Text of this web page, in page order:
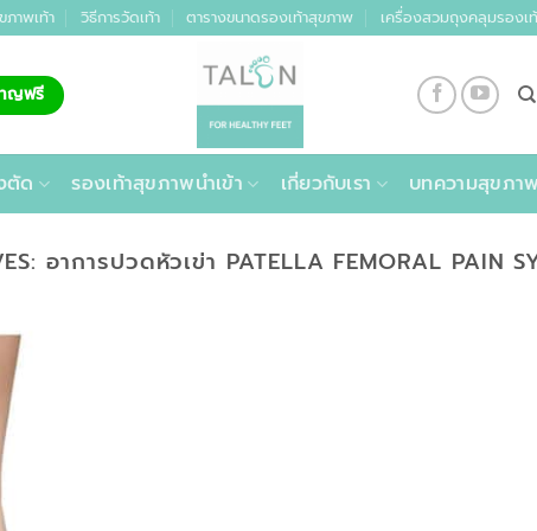
าพเท้า วิธีการวัดเท้า ตารางขนาดรองเท้าสุขภาพ เครื่องสวมถุงคลุมรองเ
ญฟรี
ตัด รองเท้าสุขภาพนำเข้า เกี่ยวกับเรา บทความสุขภา
อาการปวดหัวเข่า PATELLA FEMORAL PAIN